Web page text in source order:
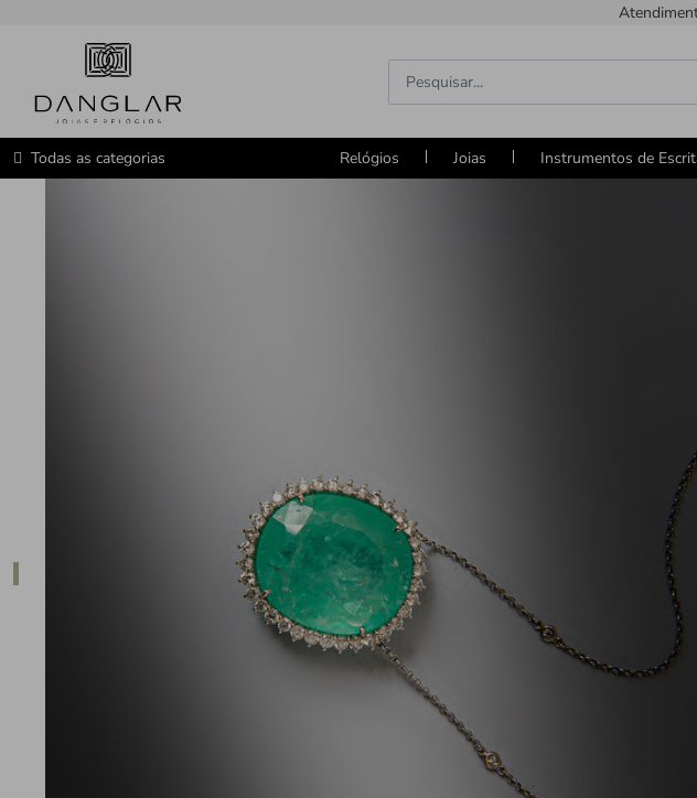
Todas as categorias Relógios Joias Instrumentos de